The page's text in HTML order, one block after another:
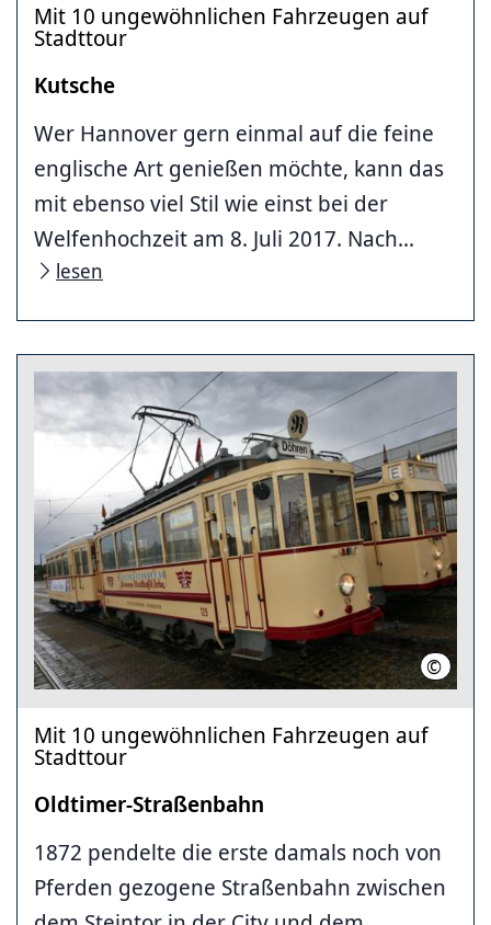
Mit 10 ungewöhnlichen Fahrzeugen auf
Stadttour
Kutsche
Wer Hannover gern einmal auf die feine
englische Art genießen möchte, kann das
mit ebenso viel Stil wie einst bei der
Welfenhochzeit am 8. Juli 2017. Nach...
lesen
© üstra /
Mit 10 ungewöhnlichen Fahrzeugen auf
Stadttour
Oldtimer-Straßenbahn
1872 pendelte die erste damals noch von
Pferden gezogene Straßenbahn zwischen